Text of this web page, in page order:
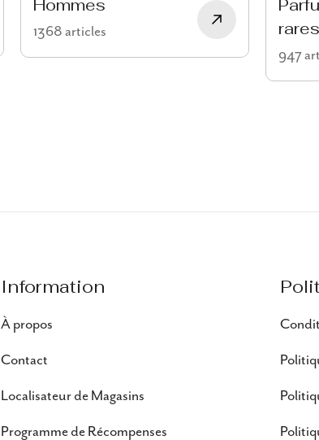
Hommes
1368 articles
rares
947
Information
À propos
Contact
Localisateur de Magasins
Programme de Récompenses